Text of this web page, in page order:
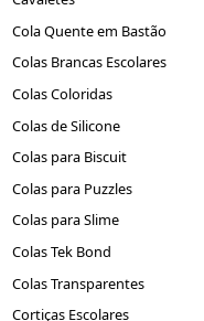
Cola Quente em Bastão
Colas Brancas Escolares
Colas Coloridas
Colas de Silicone
Colas para Biscuit
Colas para Puzzles
Colas para Slime
Colas Tek Bond
Colas Transparentes
Cortiças Escolares